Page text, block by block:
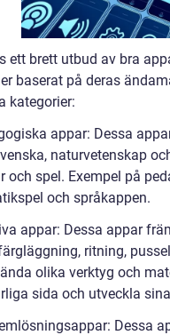
ett brett utbud av bra
baserat på deras
kategorier:
appar: Dessa
naturvetenskap
och spel. Exempel på
och språkappen.
appar: Dessa appar
ritning,
olika verktyg och
sida och utveckla
Dessa